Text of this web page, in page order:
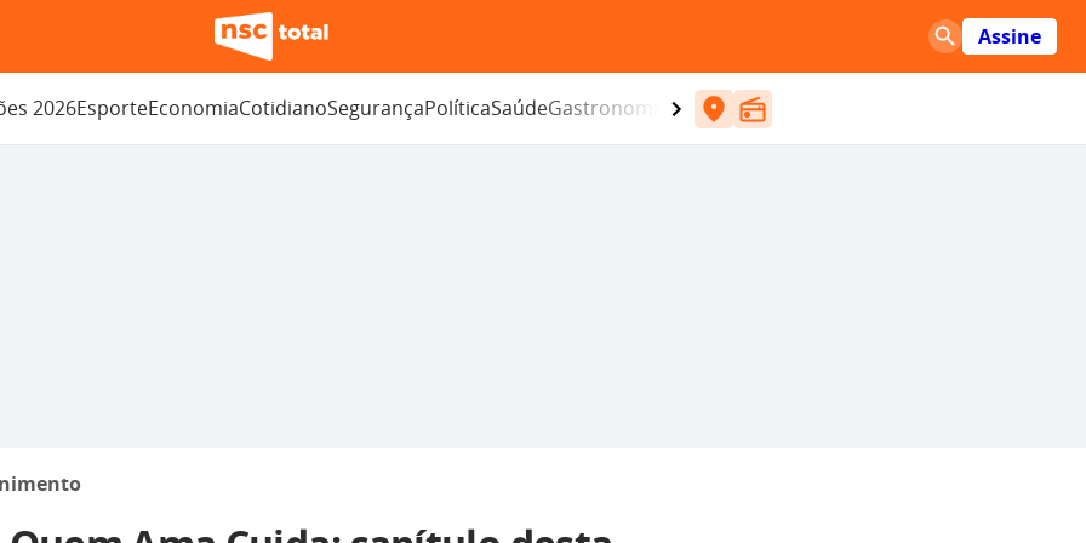
Assine
2026EsporteEconomiaCotidianoSegurançaPolíticaSaúdeGastronomia Entretenimento